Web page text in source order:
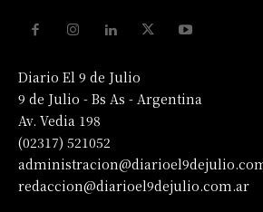
Diario El 9 de Julio
9 de Julio - Bs As - Argentina
Av. Vedia 198
(02317) 521052
redaccion@diarioel9dejulio.com.ar